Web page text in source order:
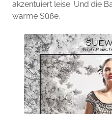
akzentuiert leise. Und die
warme Süße.